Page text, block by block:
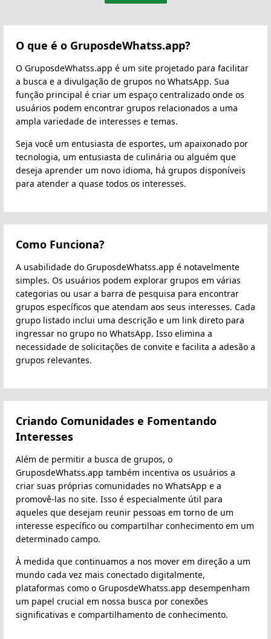
O que é o GruposdeWhatss.app?
O GruposdeWhatss.app é um site projetado para facilitar
a busca e a divulgação de grupos no WhatsApp. Sua
função principal é criar um espaço centralizado onde os
usuários podem encontrar grupos relacionados a uma
ampla variedade de interesses e temas.
Seja você um entusiasta de esportes, um apaixonado por
tecnologia, um entusiasta de culinária ou alguém que
deseja aprender um novo idioma, há grupos disponíveis
para atender a quase todos os interesses.
Como Funciona?
A usabilidade do GruposdeWhatss.app é notavelmente
simples. Os usuários podem explorar grupos em várias
categorias ou usar a barra de pesquisa para encontrar
grupos específicos que atendam aos seus interesses. Cada
grupo listado inclui uma descrição e um link direto para
ingressar no grupo no WhatsApp. Isso elimina a
necessidade de solicitações de convite e facilita a adesão a
grupos relevantes.
Criando Comunidades e Fomentando
Interesses
Além de permitir a busca de grupos, o
GruposdeWhatss.app também incentiva os usuários a
criar suas próprias comunidades no WhatsApp e a
promovê-las no site. Isso é especialmente útil para
aqueles que desejam reunir pessoas em torno de um
interesse específico ou compartilhar conhecimento em um
determinado campo.
À medida que continuamos a nos mover em direção a um
mundo cada vez mais conectado digitalmente,
plataformas como o GruposdeWhatss.app desempenham
um papel crucial em nossa busca por conexões
significativas e compartilhamento de conhecimento.